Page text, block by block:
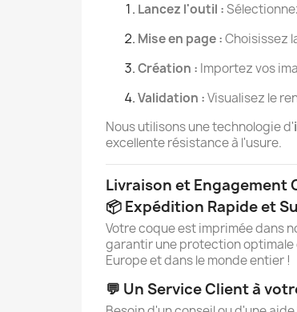
Lancez l'outil :
Mise en page :Choisissez
Création : Importez vos
Validation :Visualisez le
Nous utilisons une technologie d'
excellente résistance à l'usure.
Livraison et Engagement
📦 Expédition Rapide et
Votre coque est imprimée dans
garantir une protection optimale
Europe et dans le monde entier !
💬 Un Service Client à